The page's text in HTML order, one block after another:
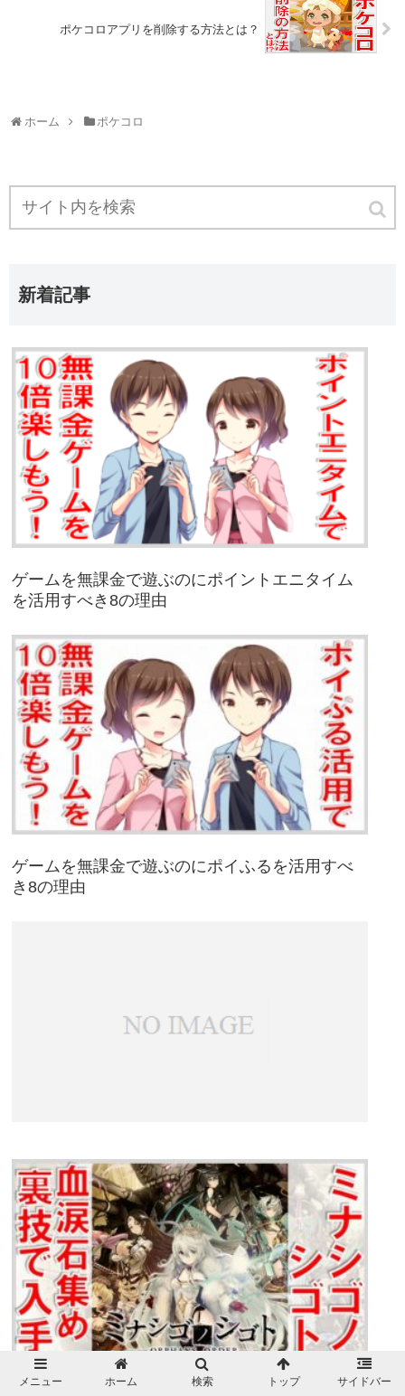
ポケコロアプリを削除する方法とは？
ホーム ポケコロ
新着記事
ゲームを無課金で遊ぶのにポイントエニタイム
を活用すべき8の理由
ゲームを無課金で遊ぶのにポイふるを活用すべ
き8の理由
ミナシゴノシゴト 血涙石集めの裏技
メニュー ホーム 検索 トップ サイドバー